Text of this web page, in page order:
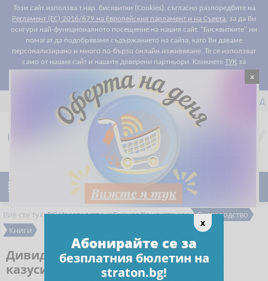
Този сайт използва т.нар. бисквитки (Cookies), съгласно разпоредбите на
Регламент (ЕС) 2016/679 на Европейския парламент и на Съвета, за да Ви
осигури най-функционалното посещение на нашия сайт. "Бисквитките" ни
помагат да подобряваме съдържанието на сайта, като Ви даваме
персонализирано и много по-бързо онлайн изживяване. Те се използват
само от нашия сайт и нашите доверени партньори. Кликнете ТУК за
подробности относно правилата за "бисквитките".
 РЕГИСТРАЦИЯ ВХОД
 Намаления
Вие сте тук:РС Издателство и Бизнес Консултации
Счетоводство
Книги
Дивиденти. Сборник с решения на
казуси - печатно издание
x
Абонирайте се за
безплатния бюлетин на
straton.bg!
x